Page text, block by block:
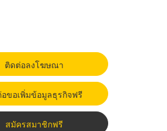
ติดต่อลงโฆษณา
ขอเพิ่มข้อมูลธุรกิจฟรี
สมัครสมาชิกฟรี